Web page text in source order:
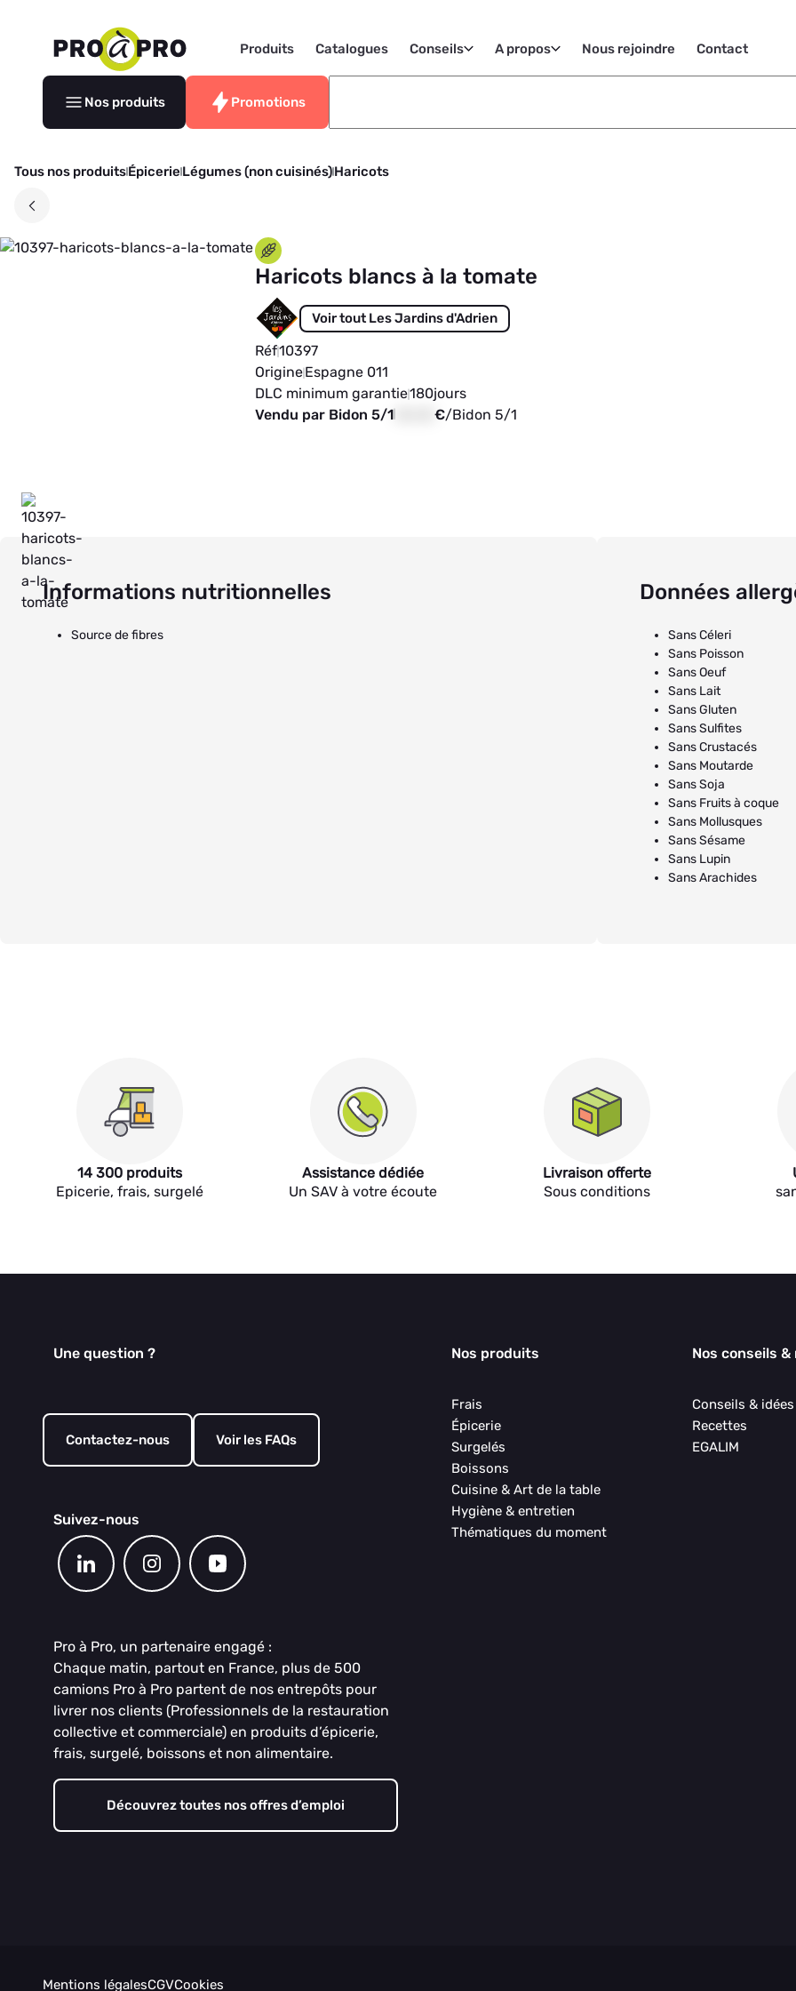
Produits Catalogues Conseils A propos Nous rejoindre Contact
Nos produits Promotions
Tous nos produitsÉpicerie Légumes (non cuisinés)Haricots
Haricots blancs à la tomate
Voir tout Les Jardins d'Adrien
Réf10397
OrigineEspagne 011
DLC minimum garantie180jours
Vendu par Bidon 5/1
€/Bidon 5/1
Informations nutritionnelles
Source de fibres
Données
Sans Céleri
Sans Poisson
Sans Oeuf
Sans Lait
Sans Gluten
Sans Sulfites
Sans Crustacés
Sans Moutarde
Sans Soja
Sans Fruits à coque
Sans Mollusques
Sans Sésame
Sans Lupin
Sans Arachides
14 300 produits
Epicerie, frais, surgelé
Assistance dédiée
Un SAV à votre écoute
Livraison offerte
Sous conditions
Une question ?
Contactez-nous Voir les FAQs
Suivez-nous
Pro à Pro, un partenaire engagé :
Chaque matin, partout en France, plus de 500
camions Pro à Pro partent de nos entrepôts pour
livrer nos clients (Professionnels de la restauration
collective et commerciale) en produits d’épicerie,
frais, surgelé, boissons et non alimentaire.
Découvrez toutes nos offres d’emploi
Nos produits
Frais
Épicerie
Surgelés
Boissons
Cuisine & Art de la table
Hygiène & entretien
Thématiques du moment
Nos conseils
Conseils &
Recettes
EGALIM
Mentions légalesCGVCookies